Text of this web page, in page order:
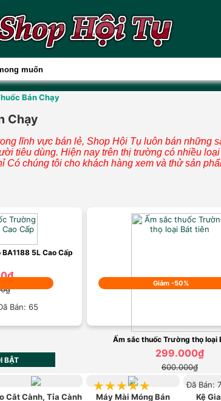
Bán Chạy
Chạy
lĩnh vực bán lẻ, Shop Hội Tụ luôn bán những
tiêu dùng. Hiện nay trên thị trường có nhiều
Có chúng tôi cho khách hàng xem và thử sản
5L Cao Cấp
Bán: 65
Giảm -50%
Ấm sắc thuốc Trường thọ loại
299.000₫
600.000₫
★★★★★
★★★★★ Đã Bán:
BẬT
Cắt Cành, Tỉa Cành
Máy Mài Móng Bán
Kệ